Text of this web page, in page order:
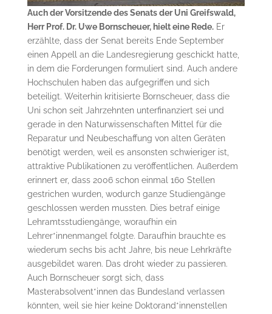
Auch der Vorsitzende des Senats der Uni Greifswald,
Herr Prof. Dr. Uwe Bornscheuer, hielt eine Rede.Er
erzählte, dass der Senat bereits Ende September
einen Appell an die Landesregierung geschickt hatte,
in dem die Forderungen formuliert sind. Auch andere
Hochschulen haben das aufgegriffen und sich
beteiligt. Weiterhin kritisierte Bornscheuer, dass die
Uni schon seit Jahrzehnten unterfinanziert sei und
gerade in den Naturwissenschaften Mittel für die
Reparatur und Neubeschaffung von alten Geräten
benötigt werden, weil es ansonsten schwieriger ist,
attraktive Publikationen zu veröffentlichen. Außerdem
erinnert er, dass 2006 schon einmal 160 Stellen
gestrichen wurden, wodurch ganze Studiengänge
geschlossen werden mussten. Dies betraf einige
Lehramtsstudiengänge, woraufhin ein
Lehrer*innenmangel folgte. Daraufhin brauchte es
wiederum sechs bis acht Jahre, bis neue Lehrkräfte
ausgebildet waren. Das droht wieder zu passieren.
Auch Bornscheuer sorgt sich, dass
Masterabsolvent*innen das Bundesland verlassen
könnten, weil sie hier keine Doktorand*innenstellen